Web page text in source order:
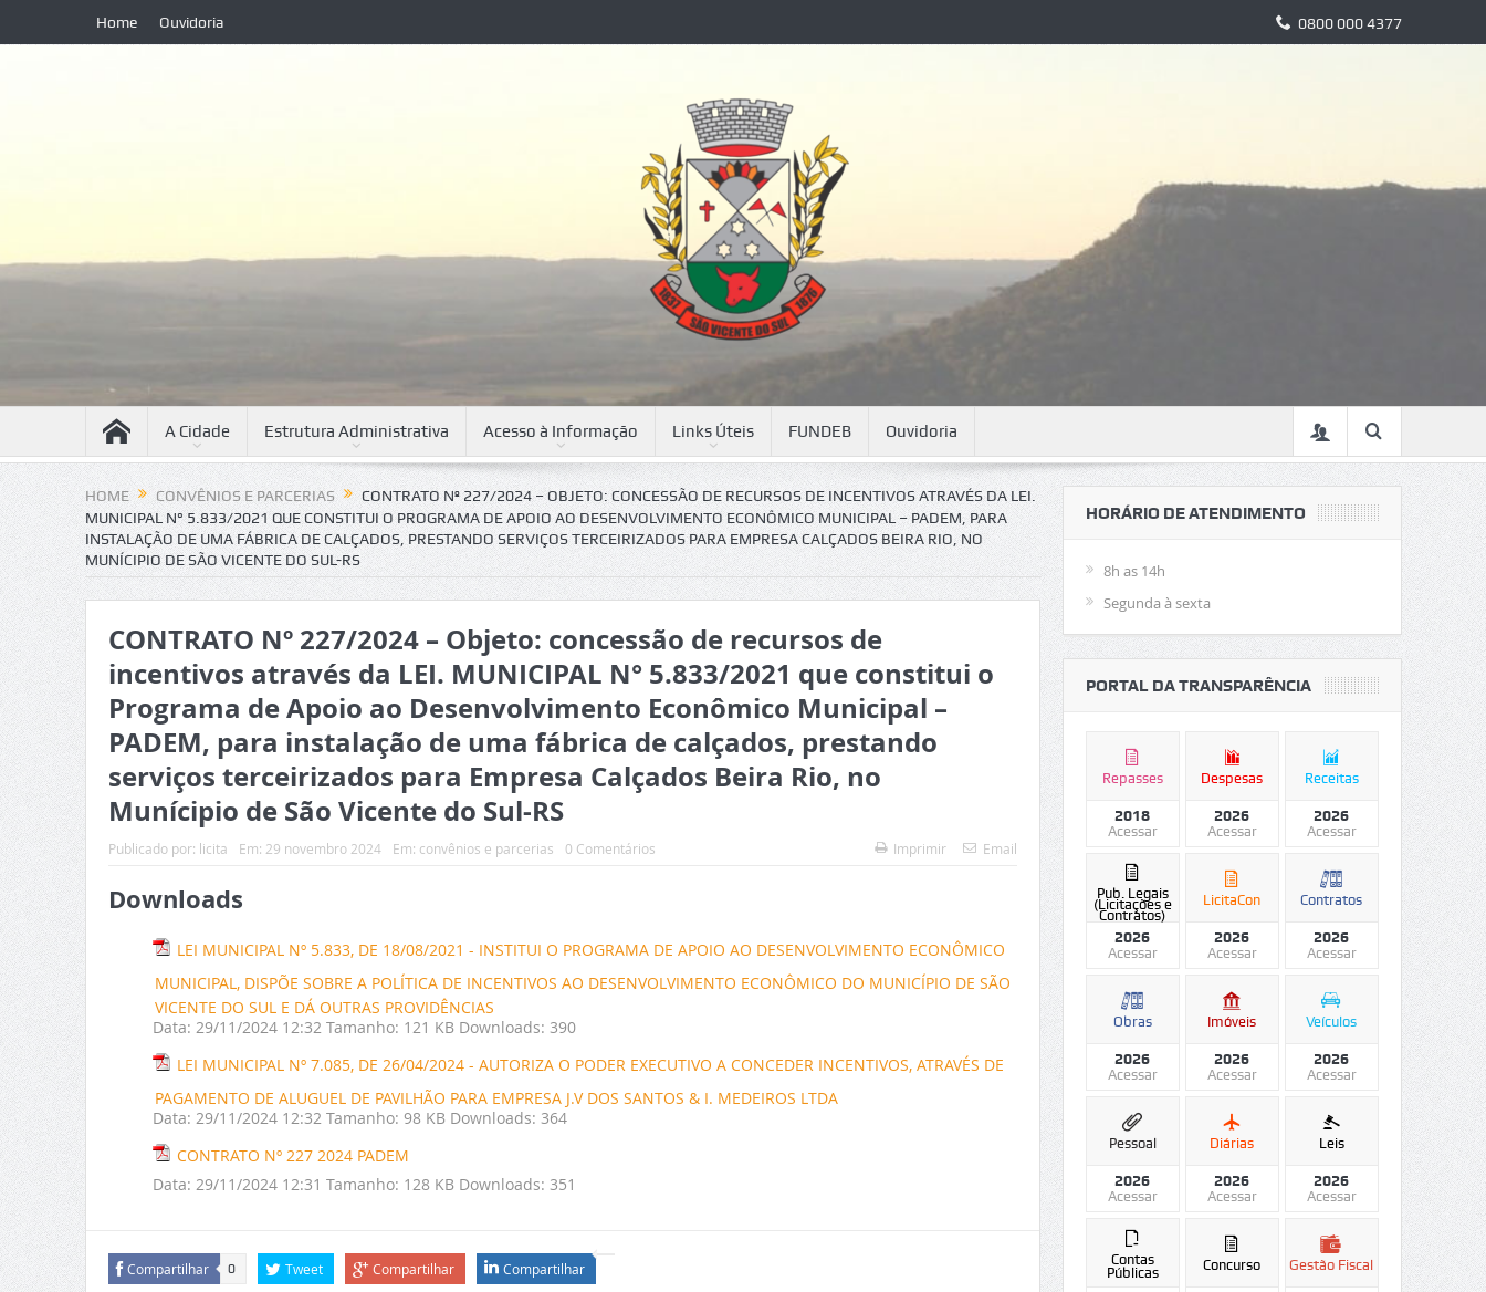
Home Ouvidoria 0800 000 4377
A Cidade Estrutura Administrativa Acesso à Informação Links Úteis FUNDEB Ouvidoria
HOME CONVÊNIOS E PARCERIAS
CONTRATO Nº 227/2024 – OBJETO: CONCESSÃO DE RECURSOS DE INCENTIVOS ATRAVÉS DA LEI.
MUNICIPAL N° 5.833/2021 QUE CONSTITUI O PROGRAMA DE APOIO AO DESENVOLVIMENTO ECONÔMICO MUNICIPAL – PADEM, PARA
INSTALAÇÃO DE UMA FÁBRICA DE CALÇADOS, PRESTANDO SERVIÇOS TERCEIRIZADOS PARA EMPRESA CALÇADOS BEIRA RIO, NO
MUNÍCIPIO DE SÃO VICENTE DO SUL-RS
CONTRATO Nº 227/2024 – Objeto: concessão de recursos de
incentivos através da LEI. MUNICIPAL N° 5.833/2021 que constitui o
Programa de Apoio ao Desenvolvimento Econômico Municipal –
PADEM, para instalação de uma fábrica de calçados, prestando
serviços terceirizados para Empresa Calçados Beira Rio, no
Munícipio de São Vicente do Sul-RS
Publicado por: licita Em: 29 novembro 2024 Em: convênios e parcerias 0 Comentários Imprimir Email
Downloads
LEI MUNICIPAL Nº 5.833, DE 18/08/2021 - INSTITUI O PROGRAMA DE APOIO AO DESENVOLVIMENTO ECONÔMICO
MUNICIPAL, DISPÕE SOBRE A POLÍTICA DE INCENTIVOS AO DESENVOLVIMENTO ECONÔMICO DO MUNICÍPIO DE SÃO
VICENTE DO SUL E DÁ OUTRAS PROVIDÊNCIAS
Data: 29/11/2024 12:32 Tamanho: 121 KB Downloads: 390
LEI MUNICIPAL Nº 7.085, DE 26/04/2024 - AUTORIZA O PODER EXECUTIVO A CONCEDER INCENTIVOS, ATRAVÉS DE
PAGAMENTO DE ALUGUEL DE PAVILHÃO PARA EMPRESA J.V DOS SANTOS & I. MEDEIROS LTDA
Data: 29/11/2024 12:32 Tamanho: 98 KB Downloads: 364
CONTRATO Nº 227 2024 PADEM
Data: 29/11/2024 12:31 Tamanho: 128 KB Downloads: 351
Compartilhar 0 Tweet Compartilhar Compartilhar
HORÁRIO DE ATENDIMENTO
8h as 14h
Segunda à sexta
PORTAL DA TRANSPARÊNCIA
Repasses
2018
Acessar
Despesas
2026
Acessar
Receitas
2026
Acessar
Pub. Legais
(Licitações e
Contratos)
2026
Acessar
LicitaCon
2026
Acessar
Contratos
2026
Acessar
Obras
2026
Acessar
Imóveis
2026
Acessar
Veículos
2026
Acessar
Pessoal
2026
Acessar
Diárias
2026
Acessar
Leis
2026
Acessar
Contas
Públicas
Concurso Gestão Fiscal